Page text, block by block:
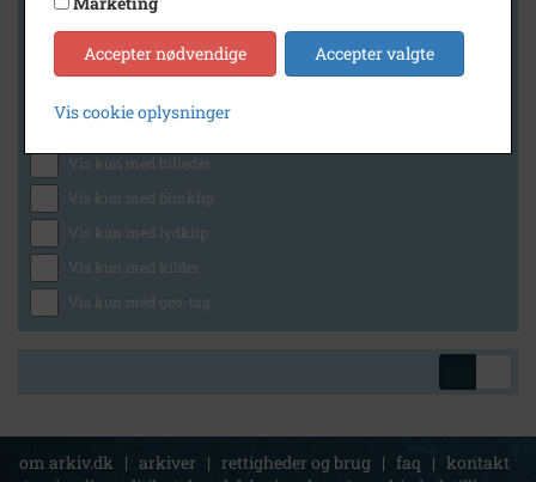
Generelt
Vis kun med billeder
Vis kun med filmklip
Vis kun med lydklip
Vis kun med kilder
Vis kun med geo-tag
om arkiv.dk | arkiver | rettigheder og brug | faq | kontakt
Accepter nødvendige Accepter valgte
Vis cookie oplysninger